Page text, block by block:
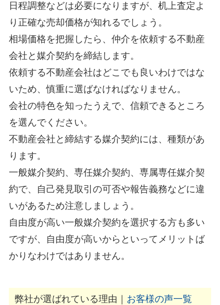
日程調整などは必要になりますが、机上査定よ
り正確な売却価格が知れるでしょう。
相場価格を把握したら、仲介を依頼する不動産
会社と媒介契約を締結します。
依頼する不動産会社はどこでも良いわけではな
いため、慎重に選ばなければなりません。
会社の特色を知ったうえで、信頼できるところ
を選んでください。
不動産会社と締結する媒介契約には、種類があ
ります。
一般媒介契約、専任媒介契約、専属専任媒介契
約で、自己発見取引の可否や報告義務などに違
いがあるため注意しましょう。
自由度が高い一般媒介契約を選択する方も多い
ですが、自由度が高いからといってメリットば
かりなわけではありません。
弊社が選ばれている理由｜ お客様の声一覧